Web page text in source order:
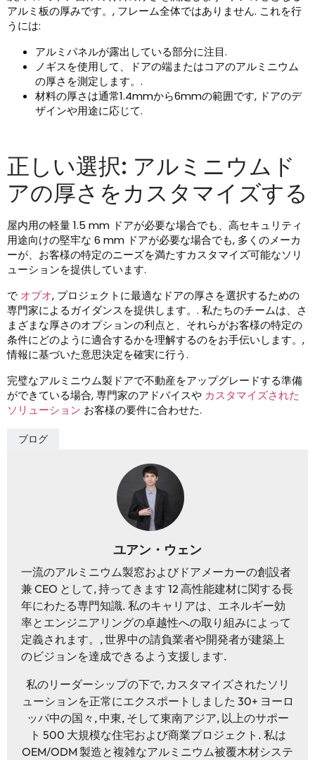
アルミ板の厚みです。, フレーム全体ではありません. これを行
うには:
アルミパネルが露出している部分に注目.
ノギスを使用して、ドアの端またはコアのアルミニウム
の厚さを測定します。.
材料の厚さは通常1.4mmから6mmの範囲です, ドアのデ
ザインや用途に応じて.
正しい選択: アルミニウムド
アの厚さをカスタマイズする
屋内用の軽量 1.5 mm ドアが必要な場合でも、高セキュリティ
用途向けの堅牢な 6 mm ドアが必要な場合でも, 多くのメーカ
ーが、お客様の特定のニーズを満たすカスタマイズ可能なソリ
ューションを提供しています.
で オプオ, プロジェクトに最適なドアの厚さを選択するための
専門家によるガイダンスを提供します。. 私たちのチームは、さ
まざまな厚さのオプションの利点と、それらがお客様の特定の
条件にどのように適合するかを理解するのをお手伝いします。,
情報に基づいた意思決定を確実に行う.
完璧なアルミニウム製ドアで不動産をアップグレードする準備
ができている場合, 専門家のアドバイスや カスタマイズされた
ソリューション お客様の要件に合わせた.
ブログ
ユアン・ウェン
一流のアルミニウム製窓およびドアメーカーの創設者
兼 CEO として, 持ってきます 12 高性能建材に関する長
年にわたる専門知識. 私のキャリアは、エネルギー効
率とエンジニアリングの卓越性への取り組みによって
定義されます。, 世界中の請負業者や開発者が建築上
のビジョンを達成できるよう支援します.
私のリーダーシップの下で, カスタマイズされたソリ
ューションを正常にエクスポートしました 30+ ヨーロ
ッパ中の国々, 中東, そして東南アジア, 以上のサポー
ト 500 大規模な住宅および商業プロジェクト. 私は
OEM/ODM 製造と複雑なアルミニウム被覆木材システ